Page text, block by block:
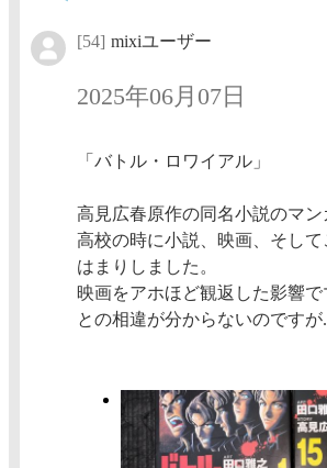
[54] mixiユーザー
2025年06月07日
「バトル・ロワイアル」
高見広春原作の同名小説のマン
高校の時に小説、映画、そして
はまりしました。
映画をアホほど観返した影響
との相違が分からないのですが